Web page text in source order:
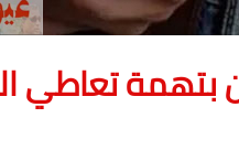
بتهمة تعاطي